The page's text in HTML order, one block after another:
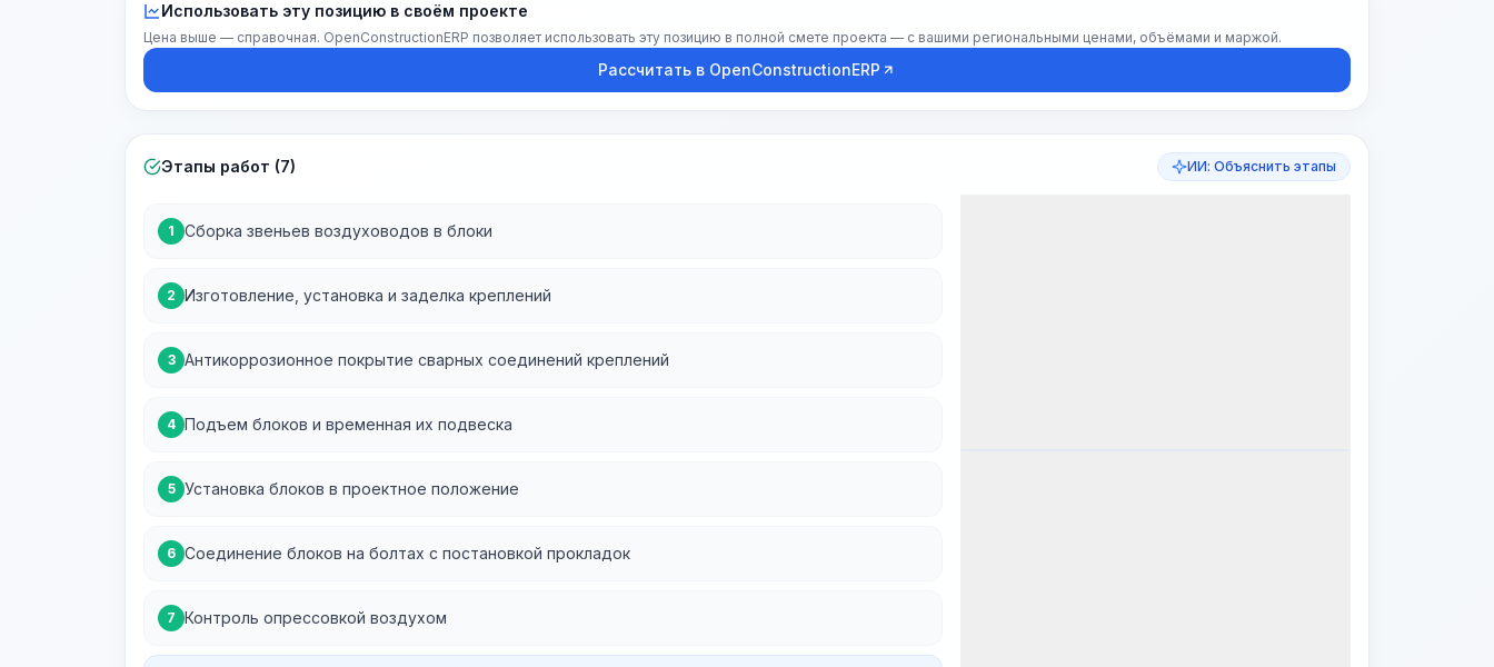
Использовать эту позицию в своём проекте
Цена выше — справочная. OpenConstructionERP позволяет использовать эту позицию в полной смете проекта — с вашими региональными ценами, объёмами и маржой.
Рассчитать в OpenConstructionERP
Этапы работ (7) ИИ: Объяснить этапы
1 Сборка звеньев воздуховодов в блоки
2 Изготовление, установка и заделка креплений
3 Антикоррозионное покрытие сварных соединений креплений
4 Подъем блоков и временная их подвеска
5 Установка блоков в проектное положение
6 Соединение блоков на болтах с постановкой прокладок
7 Контроль опрессовкой воздухом